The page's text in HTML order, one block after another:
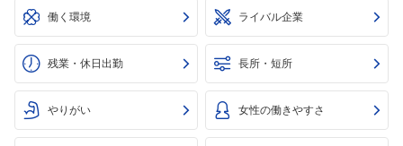
働く環境 ライバル企業
残業・休日出勤 長所・短所
やりがい 女性の働きやすさ